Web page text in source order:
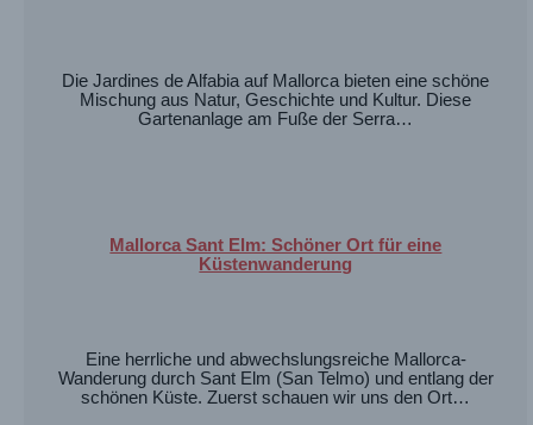
Die Jardines de Alfabia auf Mallorca bieten eine schöne
Mischung aus Natur, Geschichte und Kultur. Diese
Gartenanlage am Fuße der Serra…
Mallorca Sant Elm: Schöner Ort für eine
Küstenwanderung
Eine herrliche und abwechslungsreiche Mallorca-
Wanderung durch Sant Elm (San Telmo) und entlang der
schönen Küste. Zuerst schauen wir uns den Ort…